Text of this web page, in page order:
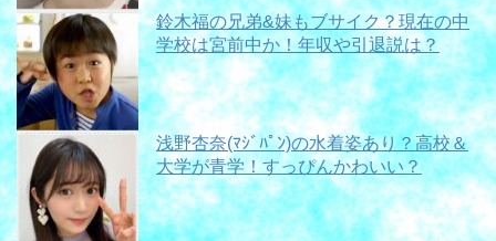
鈴木福の兄弟&妹もブサイク？現在の中
学校は宮前中か！年収や引退説は？
浅野杏奈(ﾏｼﾞﾊﾟﾝ)の水着姿あり？高校＆
大学が青学！すっぴんかわいい？